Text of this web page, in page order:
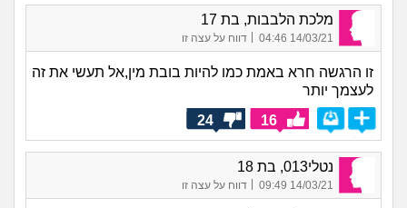
מלכת הלבבות, בת 17
14/03/21 04:46 דווח על עצה זו
זו הרגשה חרא באמת כמו להיות בובת מין,אל תעשי את זה
לעצמך יותר
16
24
נטלי013, בת 18
14/03/21 09:49 דווח על עצה זו